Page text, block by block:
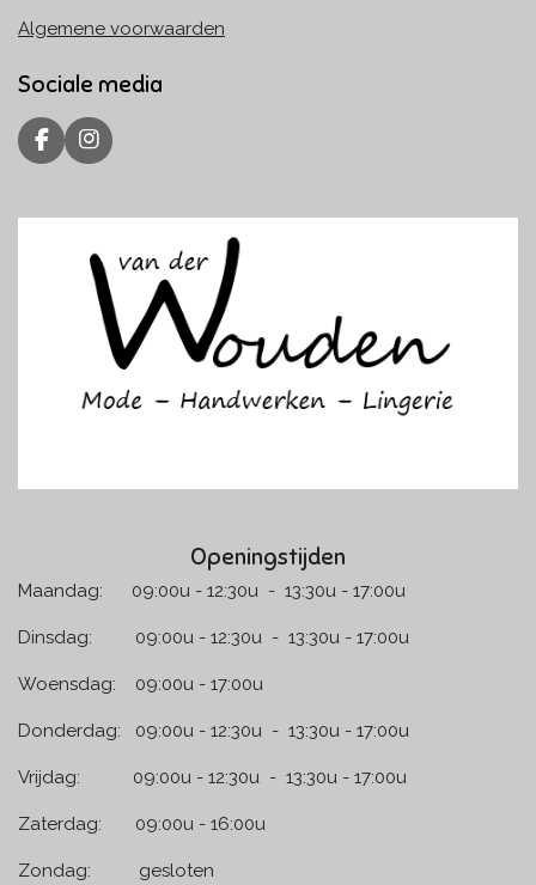
Algemene voorwaarden
Sociale media
F
a
e
I
n
t
g
r
a
m
Openingstijden
Maandag: 09:00u - 12:30u - 13:30u - 17:00u
Dinsdag: 09:00u - 12:30u - 13:30u - 17:00u
Woensdag: 09:00u - 17:00u
Donderdag: 09:00u - 12:30u - 13:30u - 17:00u
Vrijdag: 09:00u - 12:30u - 13:30u - 17:00u
Zaterdag: 09:00u - 16:00u
Zondag: gesloten